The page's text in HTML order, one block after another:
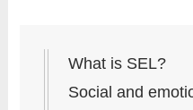
What is SEL?
Social and